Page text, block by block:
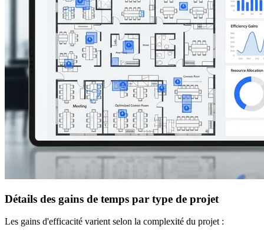
Détails des gains de temps par type de projet
Les gains d'efficacité varient selon la complexité du projet :